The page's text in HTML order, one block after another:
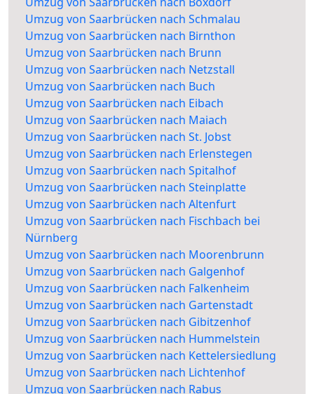
Umzug von Saarbrücken nach Schmalau
Umzug von Saarbrücken nach Birnthon
Umzug von Saarbrücken nach Brunn
Umzug von Saarbrücken nach Netzstall
Umzug von Saarbrücken nach Buch
Umzug von Saarbrücken nach Eibach
Umzug von Saarbrücken nach Maiach
Umzug von Saarbrücken nach St. Jobst
Umzug von Saarbrücken nach Erlenstegen
Umzug von Saarbrücken nach Spitalhof
Umzug von Saarbrücken nach Steinplatte
Umzug von Saarbrücken nach Altenfurt
Umzug von Saarbrücken nach Fischbach bei
Nürnberg
Umzug von Saarbrücken nach Moorenbrunn
Umzug von Saarbrücken nach Galgenhof
Umzug von Saarbrücken nach Falkenheim
Umzug von Saarbrücken nach Gartenstadt
Umzug von Saarbrücken nach Gibitzenhof
Umzug von Saarbrücken nach Hummelstein
Umzug von Saarbrücken nach Kettelersiedlung
Umzug von Saarbrücken nach Lichtenhof
Umzug von Saarbrücken nach Rabus